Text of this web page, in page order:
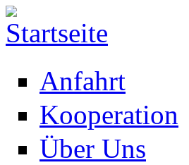
Anfahrt
Kooperation
Über Uns